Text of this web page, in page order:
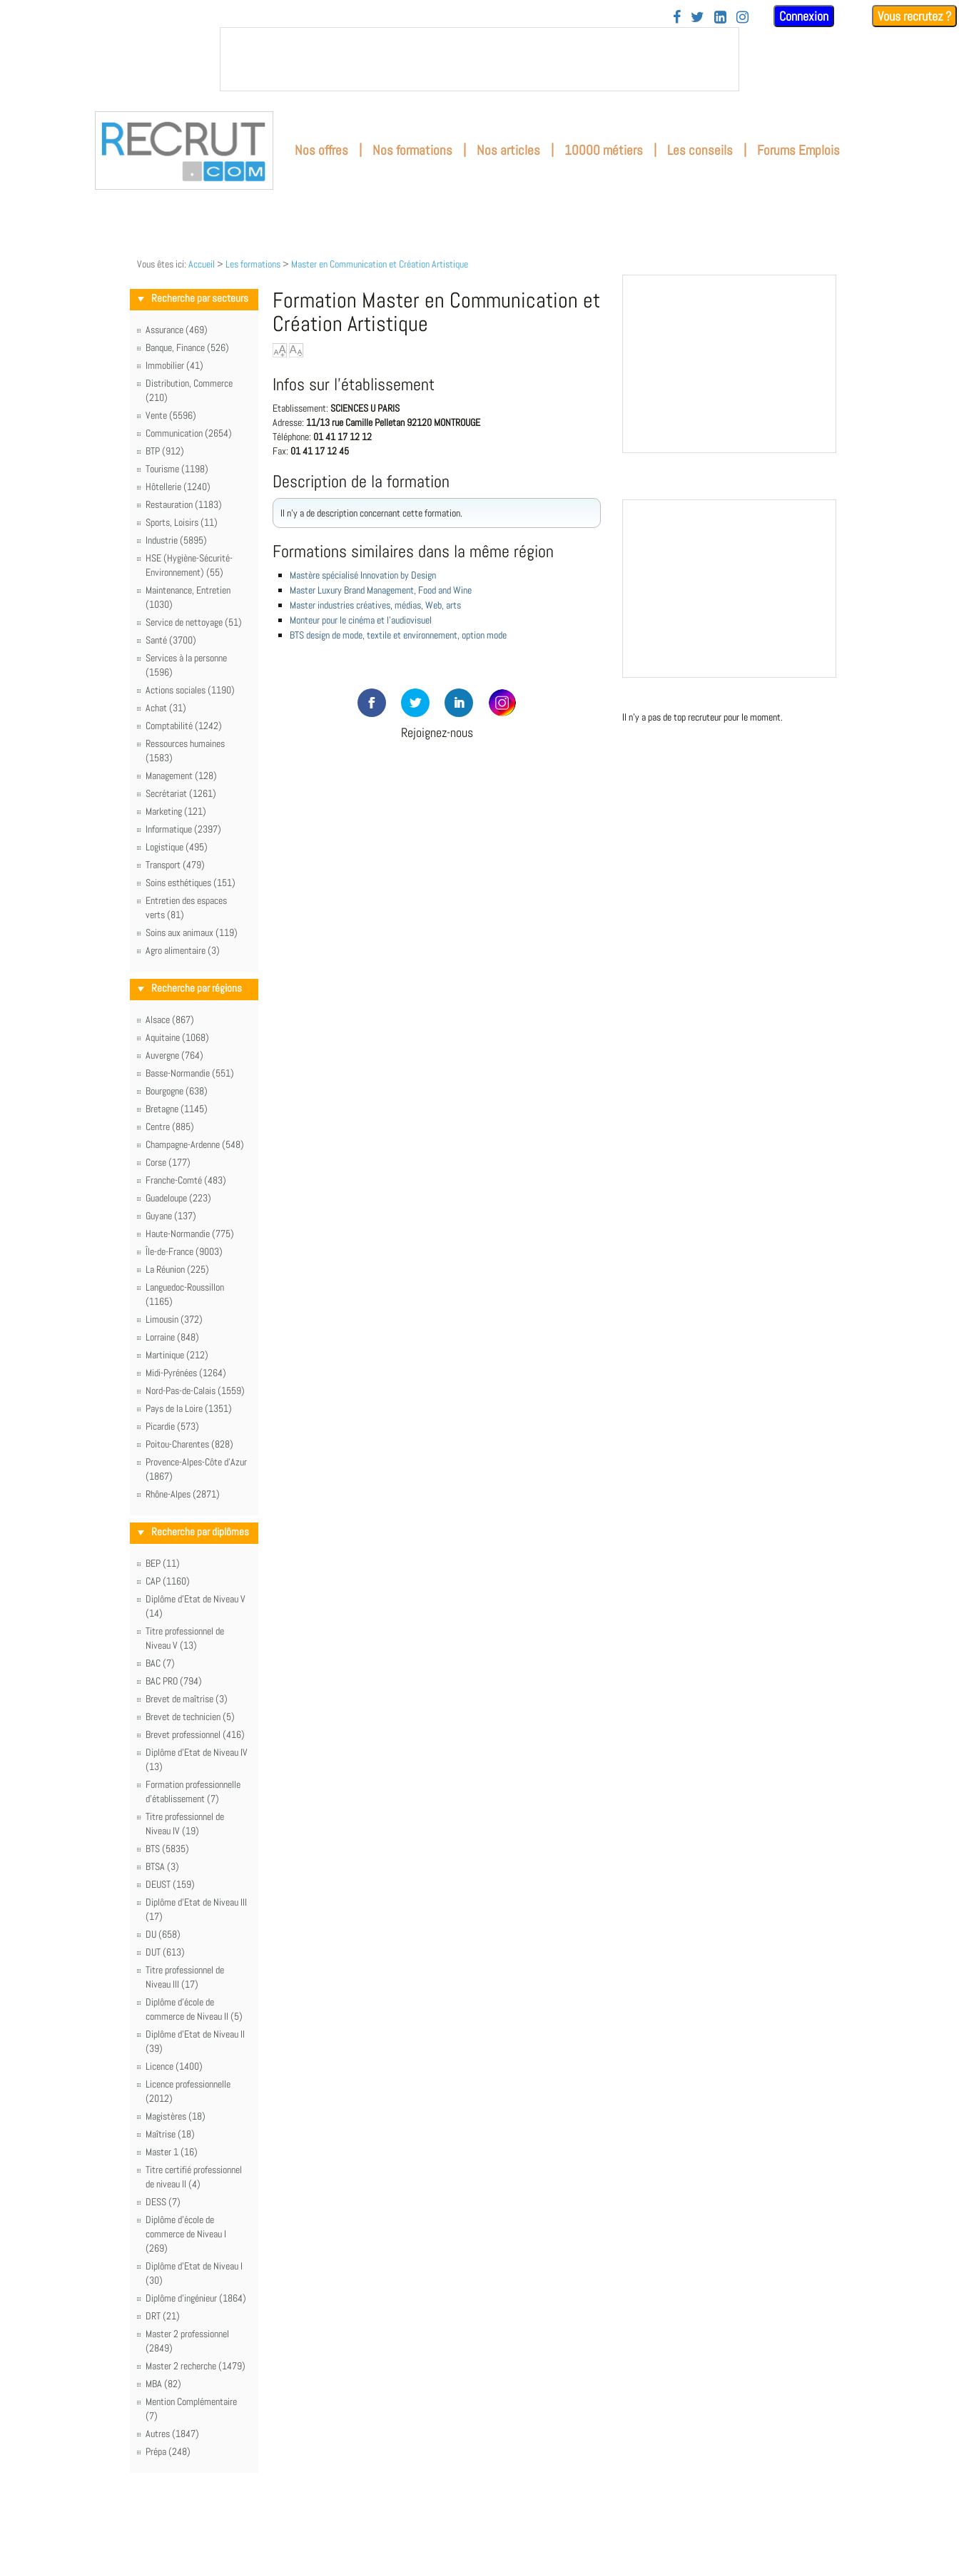
    Connexion Vous recrutez ?
Nos offres | Nos formations | Nos articles | 10000 métiers | Les conseils | Forums Emplois
Vous êtes ici: Accueil > Les formations > Master en Communication et Création Artistique
Recherche par secteurs
Assurance (469)
Banque, Finance (526)
Immobilier (41)
Distribution, Commerce
(210)
Vente (5596)
Communication (2654)
BTP (912)
Tourisme (1198)
Hôtellerie (1240)
Restauration (1183)
Sports, Loisirs (11)
Industrie (5895)
HSE (Hygiène-Sécurité-
Environnement) (55)
Maintenance, Entretien
(1030)
Service de nettoyage (51)
Santé (3700)
Services à la personne
(1596)
Actions sociales (1190)
Achat (31)
Comptabilité (1242)
Ressources humaines
(1583)
Management (128)
Secrétariat (1261)
Marketing (121)
Informatique (2397)
Logistique (495)
Transport (479)
Soins esthétiques (151)
Entretien des espaces
verts (81)
Soins aux animaux (119)
Agro alimentaire (3)
Recherche par régions
Alsace (867)
Aquitaine (1068)
Auvergne (764)
Basse-Normandie (551)
Bourgogne (638)
Bretagne (1145)
Centre (885)
Champagne-Ardenne (548)
Corse (177)
Franche-Comté (483)
Guadeloupe (223)
Guyane (137)
Haute-Normandie (775)
Île-de-France (9003)
La Réunion (225)
Languedoc-Roussillon
(1165)
Limousin (372)
Lorraine (848)
Martinique (212)
Midi-Pyrénées (1264)
Nord-Pas-de-Calais (1559)
Pays de la Loire (1351)
Picardie (573)
Poitou-Charentes (828)
Provence-Alpes-Côte d'Azur
(1867)
Rhône-Alpes (2871)
Recherche par diplômes
BEP (11)
CAP (1160)
Diplôme d'Etat de Niveau V
(14)
Titre professionnel de
Niveau V (13)
BAC (7)
BAC PRO (794)
Brevet de maîtrise (3)
Brevet de technicien (5)
Brevet professionnel (416)
Diplôme d'Etat de Niveau IV
(13)
Formation professionnelle
d'établissement (7)
Titre professionnel de
Niveau IV (19)
BTS (5835)
BTSA (3)
DEUST (159)
Diplôme d'Etat de Niveau III
(17)
DU (658)
DUT (613)
Titre professionnel de
Niveau III (17)
Diplôme d'école de
commerce de Niveau II (5)
Diplôme d'Etat de Niveau II
(39)
Licence (1400)
Licence professionnelle
(2012)
Magistères (18)
Maîtrise (18)
Master 1 (16)
Titre certifié professionnel
de niveau II (4)
DESS (7)
Diplôme d'école de
commerce de Niveau I
(269)
Diplôme d'Etat de Niveau I
(30)
Diplôme d'ingénieur (1864)
DRT (21)
Master 2 professionnel
(2849)
Master 2 recherche (1479)
MBA (82)
Mention Complémentaire
(7)
Autres (1847)
Prépa (248)
Formation Master en Communication et
Création Artistique
Infos sur l'établissement
Etablissement: SCIENCES U PARIS
Adresse: 11/13 rue Camille Pelletan 92120 MONTROUGE
Téléphone: 01 41 17 12 12
Fax: 01 41 17 12 45
Description de la formation
Il n'y a de description concernant cette formation.
Formations similaires dans la même région
Mastère spécialisé Innovation by Design
Master Luxury Brand Management, Food and Wine
Master industries créatives, médias, Web, arts
Monteur pour le cinéma et l'audiovisuel
BTS design de mode, textile et environnement, option mode
Rejoignez-nous
Il n'y a pas de top recruteur pour le moment.